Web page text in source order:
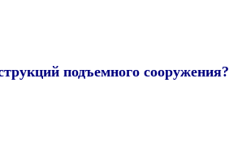
подъемного сооружения?